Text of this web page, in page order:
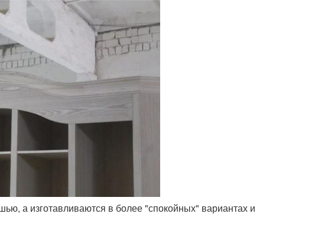
а изготавливаются в более "спокойных" вариантах и